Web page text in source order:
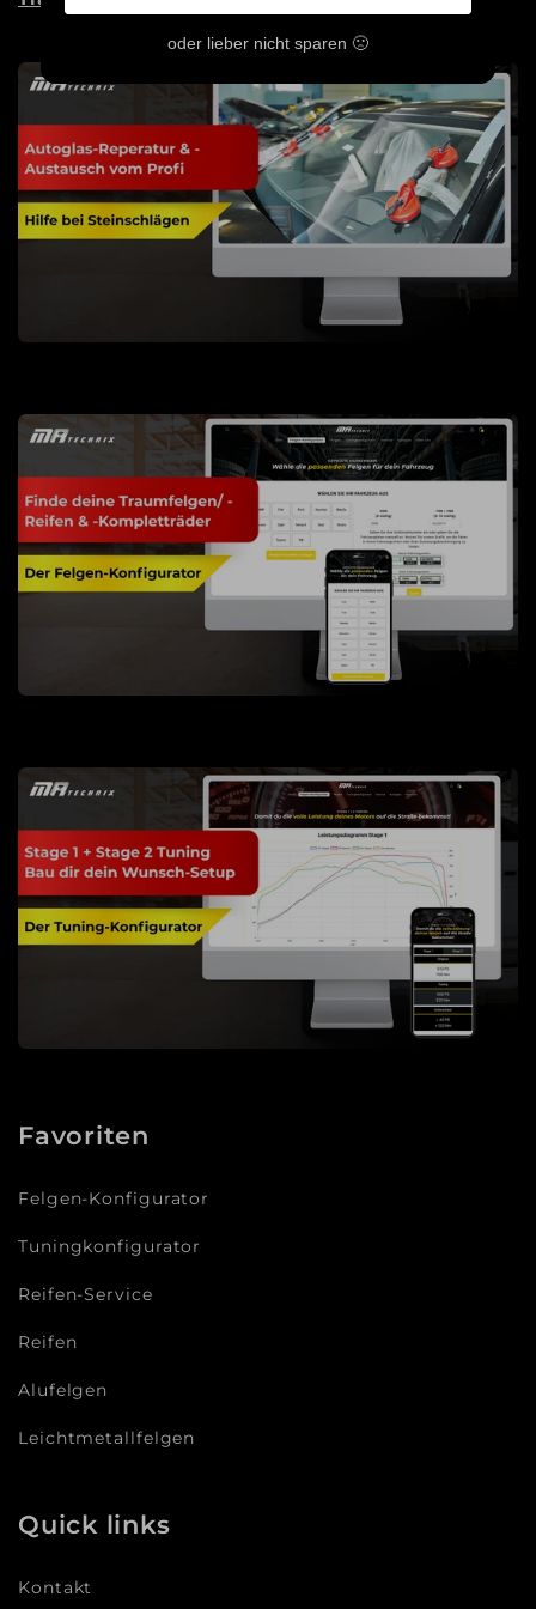
oder lieber nicht sparen 🙁
Favoriten
Felgen-Konfigurator
Tuningkonfigurator
Reifen-Service
Reifen
Alufelgen
Leichtmetallfelgen
Quick links
Kontakt